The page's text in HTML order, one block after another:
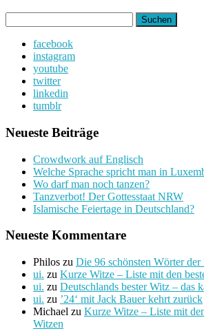
nach:
facebook
instagram
youtube
twitter
linkedin
tumblr
Neueste Beiträge
Crowdwork auf Englisch
Welche Sprache spricht man in
Wo darf man noch tanzen?
Tanzverbot! Der Gottesstaat NRW
Islamische Feiertage in Deutschland?
Neueste Kommentare
Philos zu Die 96 schönsten Wörter der
ui. zu Kurze Witze – Liste mit den
ui. zu Deutschlands bester Witz – das
ui. zu ’24‘ mit Jack Bauer kehrt zurück
Michael zu Kurze Witze – Liste mit
Witzen